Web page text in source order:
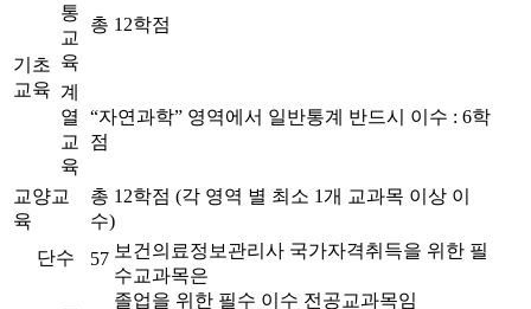
기초
교육
통
교
육
총 12학점
계
열
교
육
“자연과학” 영역에서 일반통계 반드시 이수 : 6학
점
교양교
육
총 12학점 (각 영역 별 최소 1개 교과목 이상 이
수)
단수 57 보건의료정보관리사 국가자격취득을 위한 필
수교과목은
졸업을 위한 필수 이수 전공교과목임